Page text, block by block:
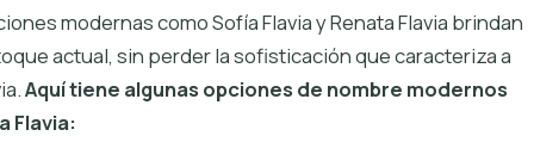
modernas como Sofía Flavia y Renata Flavia brindan
actual, sin perder la sofisticación que caracteriza a
Aquí tiene algunas opciones de nombre modernos
Flavia: